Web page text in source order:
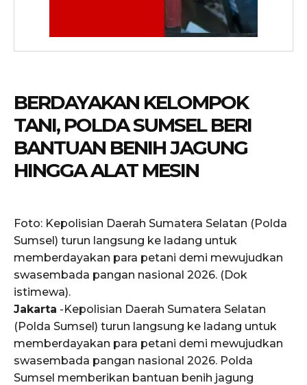
BERDAYAKAN KELOMPOK
TANI, POLDA SUMSEL BERI
BANTUAN BENIH JAGUNG
HINGGA ALAT MESIN
Foto: Kepolisian Daerah Sumatera Selatan (Polda
Sumsel) turun langsung ke ladang untuk
memberdayakan para petani demi mewujudkan
swasembada pangan nasional 2026. (Dok
istimewa).
Jakarta -Kepolisian Daerah Sumatera Selatan
(Polda Sumsel) turun langsung ke ladang untuk
memberdayakan para petani demi mewujudkan
swasembada pangan nasional 2026. Polda
Sumsel memberikan bantuan benih jagung